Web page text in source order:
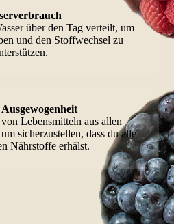
über den Tag verteilt, um
und den Stoffwechsel zu
Lebensmitteln aus allen
sicherzustellen, dass du alle
Nährstoffe erhälst.